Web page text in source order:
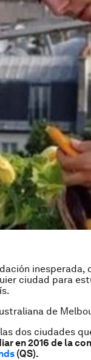
ciudad para
de
dos ciudades
en 2016 de la
(QS).